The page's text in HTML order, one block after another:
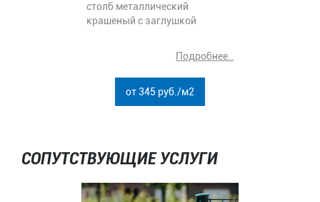
столб металлический
крашеный с заглушкой
Подробнее..
от 345 руб./м2
СОПУТСТВУЮЩИЕ УСЛУГИ